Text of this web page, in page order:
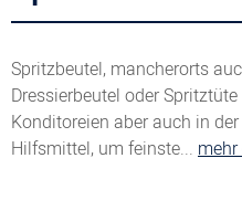
Spritzbeutel, mancherorts
Dressierbeutel oder
Konditoreien aber auch in
Hilfsmittel, um feinste...